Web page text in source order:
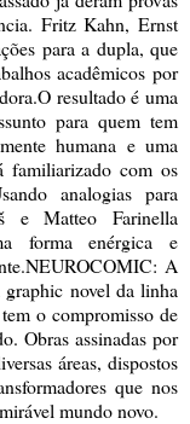
Fritz Kahn, Ernst
para a dupla, que
acadêmicos por
resultado é uma
para quem tem
humana e uma
familiarizado com os
analogias para
e Matteo Farinella
forma enérgica e
A
novel da linha
o compromisso de
Obras assinadas por
áreas, dispostos
que nos
mundo novo.